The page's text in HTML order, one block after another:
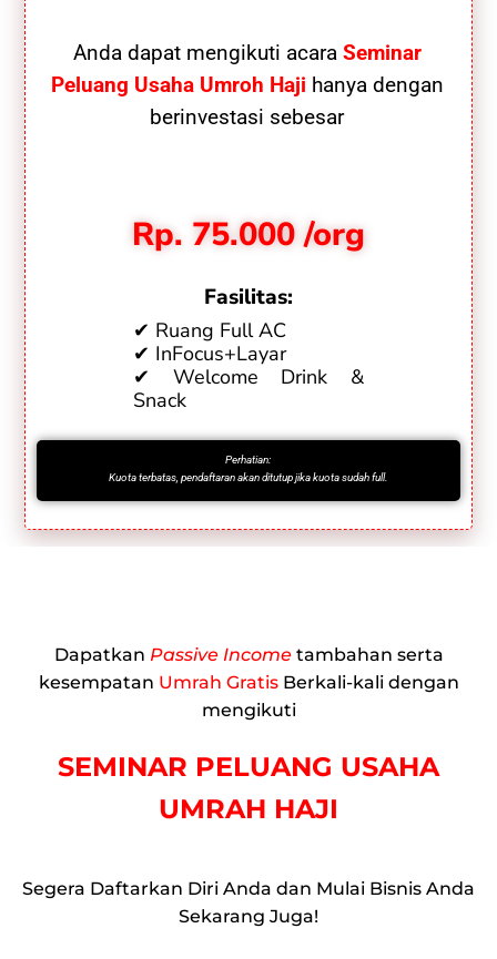
Anda dapat mengikuti acara Seminar
Peluang Usaha Umroh Haji hanya dengan
berinvestasi sebesar
Rp. 75.000 /org
Fasilitas:
✔ Ruang Full AC
✔ InFocus+Layar
✔ Welcome Drink &
Snack
Perhatian:
Kuota terbatas, pendaftaran akan ditutup jika kuota sudah full.
Dapatkan Passive Income tambahan serta
kesempatan Umrah GratisBerkali-kali dengan
mengikuti
SEMINAR PELUANG USAHA
UMRAH HAJI
Segera Daftarkan Diri Anda dan Mulai Bisnis Anda
Sekarang Juga!